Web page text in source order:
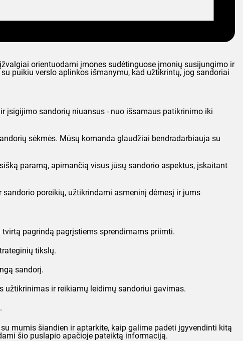
orientuodami įmones sudėtinguose įmonių susijungimo ir
puikiu verslo aplinkos išmanymu, kad užtikrintų, jog sandoriai
įsigijimo sandorių niuansus - nuo išsamaus patikrinimo iki
sėkmės. Mūsų komanda glaudžiai bendradarbiauja su
paramą, apimančią visus jūsų sandorio aspektus, įskaitant
poreikių, užtikrindami asmeninį dėmesį ir jums
pagrindą pagrįstiems sprendimams priimti.
tikslų.
sandorį.
užtikrinimas ir reikiamų leidimų sandoriui gavimas.
mumis šiandien ir aptarkite, kaip galime padėti įgyvendinti kitą
šio puslapio apačioje pateiktą informaciją.